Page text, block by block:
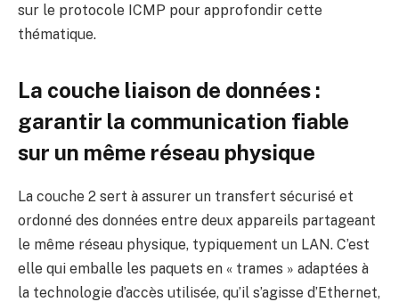
sur le protocole ICMP pour approfondir cette
thématique.
La couche liaison de données :
garantir la communication fiable
sur un même réseau physique
La couche 2 sert à assurer un transfert sécurisé et
ordonné des données entre deux appareils partageant
le même réseau physique, typiquement un LAN. C’est
elle qui emballe les paquets en « trames » adaptées à
la technologie d’accès utilisée, qu’il s’agisse d’Ethernet,